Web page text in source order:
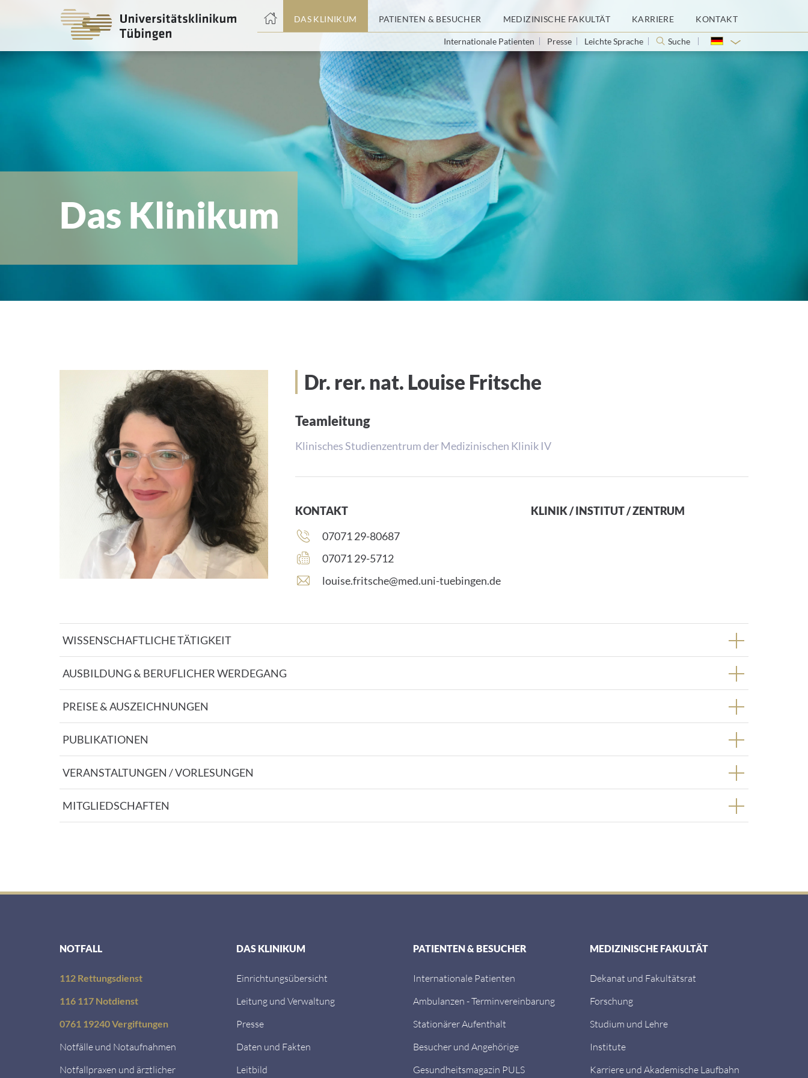
DAS KLINIKUM PATIENTEN & BESUCHER MEDIZINISCHE FAKULTÄT KARRIERE KONTAKT
Internationale Patienten Presse Leichte Sprache Suche
Das Klinikum
Dr. rer. nat. Louise Fritsche
Teamleitung
Klinisches Studienzentrum der Medizinischen Klinik IV
KONTAKT
Telefonnummer:
07071 29-80687
Faxnummer:
07071 29-5712
E
-
s
louise.fritsche@med.uni-tuebingen.de
KLINIK / INSTITUT / ZENTRUM
WISSENSCHAFTLICHE TÄTIGKEIT
AUSBILDUNG & BERUFLICHER WERDEGANG
PREISE & AUSZEICHNUNGEN
PUBLIKATIONEN
VERANSTALTUNGEN / VORLESUNGEN
MITGLIEDSCHAFTEN
NOTFALL
112 Rettungsdienst
116 117 Notdienst
0761 19240 Vergiftungen
Notfälle und Notaufnahmen
Notfallpraxen und ärztlicher
DAS KLINIKUM
Einrichtungsübersicht
Leitung und Verwaltung
Presse
Daten und Fakten
Leitbild
PATIENTEN & BESUCHER
Internationale Patienten
Ambulanzen - Terminvereinbarung
Stationärer Aufenthalt
Besucher und Angehörige
Gesundheitsmagazin PULS
MEDIZINISCHE FAKULTÄT
Dekanat und Fakultätsrat
Forschung
Studium und Lehre
Institute
Karriere und Akademische Laufbahn